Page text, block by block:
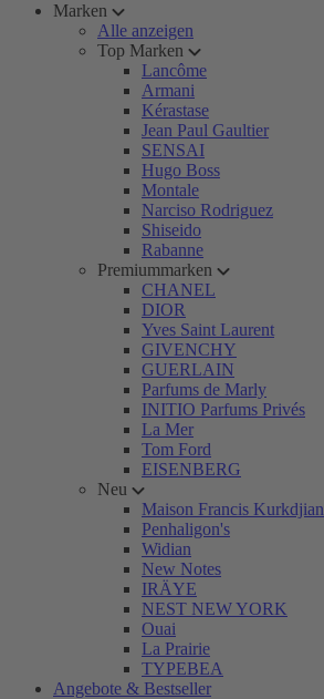
Marken
Alle anzeigen
Top Marken
Lancôme
Armani
Kérastase
Jean Paul Gaultier
SENSAI
Hugo Boss
Montale
Narciso Rodriguez
Shiseido
Rabanne
Premiummarken
CHANEL
DIOR
Yves Saint Laurent
GIVENCHY
GUERLAIN
Parfums de Marly
INITIO Parfums Privés
La Mer
Tom Ford
EISENBERG
Neu
Maison Francis Kurkdjian
Penhaligon's
Widian
New Notes
IRÄYE
NEST NEW YORK
Ouai
La Prairie
TYPEBEA
Angebote & Bestseller